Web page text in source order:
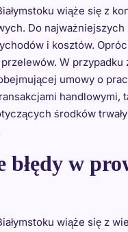
wiąże się z
Do
i kosztów.
W
umowy o
handlowymi,
środków
błędy w
wiąże się z